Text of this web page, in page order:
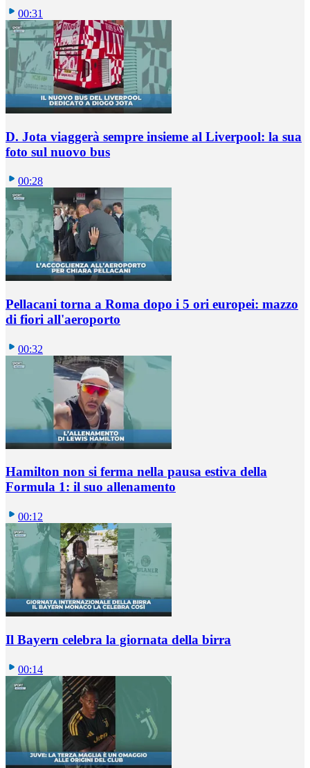
00:31
D. Jota viaggerà sempre insieme al Liverpool: la sua
foto sul nuovo bus
00:28
Pellacani torna a Roma dopo i 5 ori europei: mazzo
di fiori all'aeroporto
00:32
Hamilton non si ferma nella pausa estiva della
Formula 1: il suo allenamento
00:12
Il Bayern celebra la giornata della birra
00:14